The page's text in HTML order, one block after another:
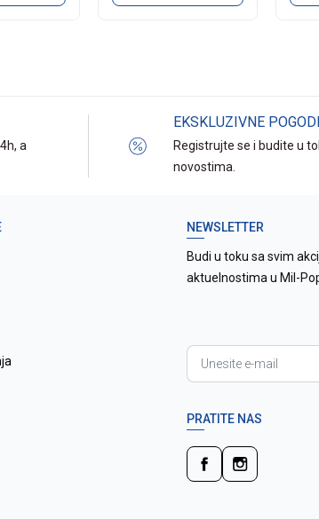
a
EKSKLUZIVNE
Registrujte se i budite u
novostima.
NEWSLETTER
Budi u toku sa svim
aktuelnostima u Mil-
PRATITE NAS